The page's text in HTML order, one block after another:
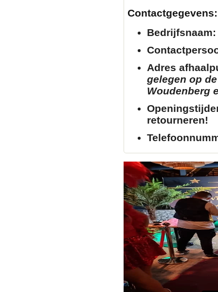
Contactgegevens:
Bedrijfsnaam:
Adres
gelegen op
Woudenberg
retourneren!